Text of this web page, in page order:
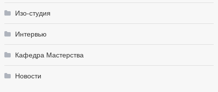
Изо-студия
Интервью
Кафедра Мастерства
Новости